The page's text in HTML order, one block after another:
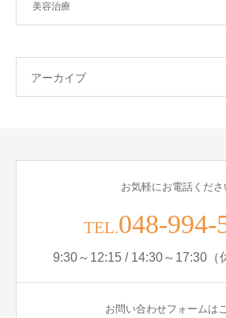
美容治療
アーカイブ
お気軽にお電話くださ
TEL.048-994-
9:30～12:15 / 14:30～17:30（
お問い合わせフォームは